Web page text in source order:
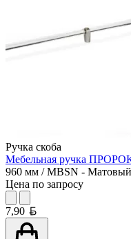
Ручка скоба
Мебельная ручка
960 мм / MBSN -
Цена по запросу
7,90